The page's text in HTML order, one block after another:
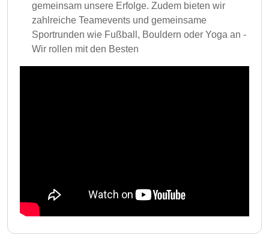
gemeinsam unsere Erfolge. Zudem bieten wir
zahlreiche Teamevents und gemeinsame
Sportrunden wie Fußball, Bouldern oder Yoga an -
Wir rollen mit den Besten